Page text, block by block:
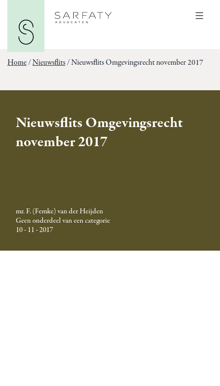
inhoud
Advocaten
Menu
Home/Nieuwsflits/Nieuwsflits Omgevingsrecht november 2017
Nieuwsflits Omgevingsrecht
november 2017
mr. F. (Femke) van der Heijden
Geen onderdeel van een categorie
10 - 11 - 2017